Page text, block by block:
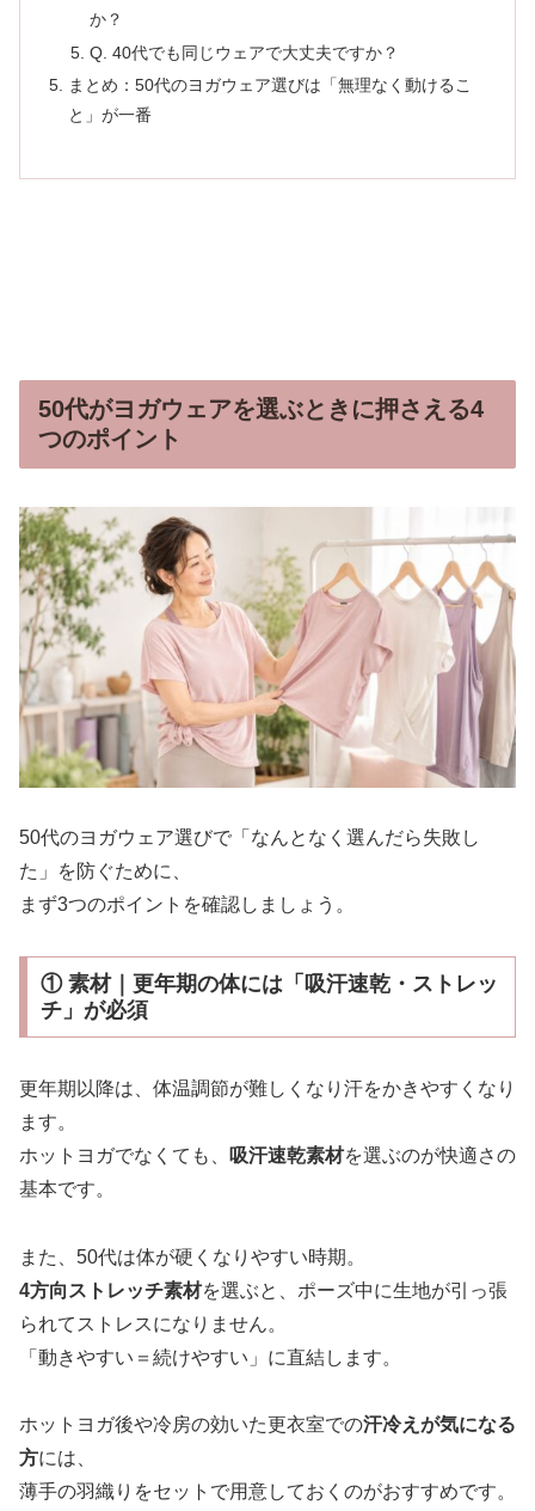
か？
Q. 40代でも同じウェアで大丈夫ですか？
まとめ：50代のヨガウェア選びは「無理なく動けるこ
と」が一番
50代がヨガウェアを選ぶときに押さえる4
つのポイント
50代のヨガウェア選びで「なんとなく選んだら失敗し
た」を防ぐために、
まず3つのポイントを確認しましょう。
① 素材｜更年期の体には「吸汗速乾・ストレッ
チ」が必須
更年期以降は、体温調節が難しくなり汗をかきやすくなり
ます。
ホットヨガでなくても、
吸汗速乾素材を選ぶのが快適さの
基本です。
また、50代は体が硬くなりやすい時期。
4方向ストレッチ素材を選ぶと、ポーズ中に生地が引っ張
られてストレスになりません。
「動きやすい＝続けやすい」に直結します。
ホットヨガ後や冷房の効いた更衣室での汗冷えが気になる
方には、
薄手の羽織りをセットで用意しておくのがおすすめです。